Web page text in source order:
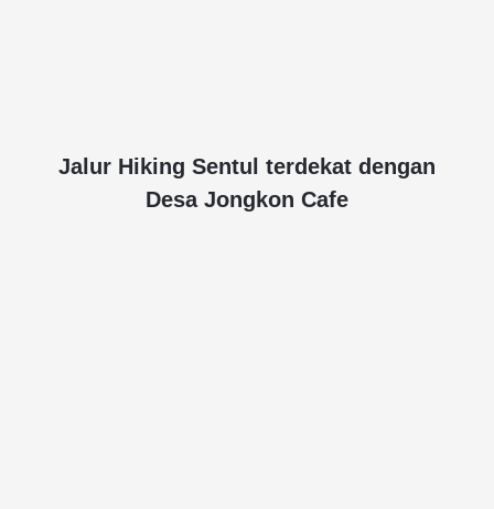
Jalur Hiking Sentul terdekat dengan
Desa Jongkon Cafe